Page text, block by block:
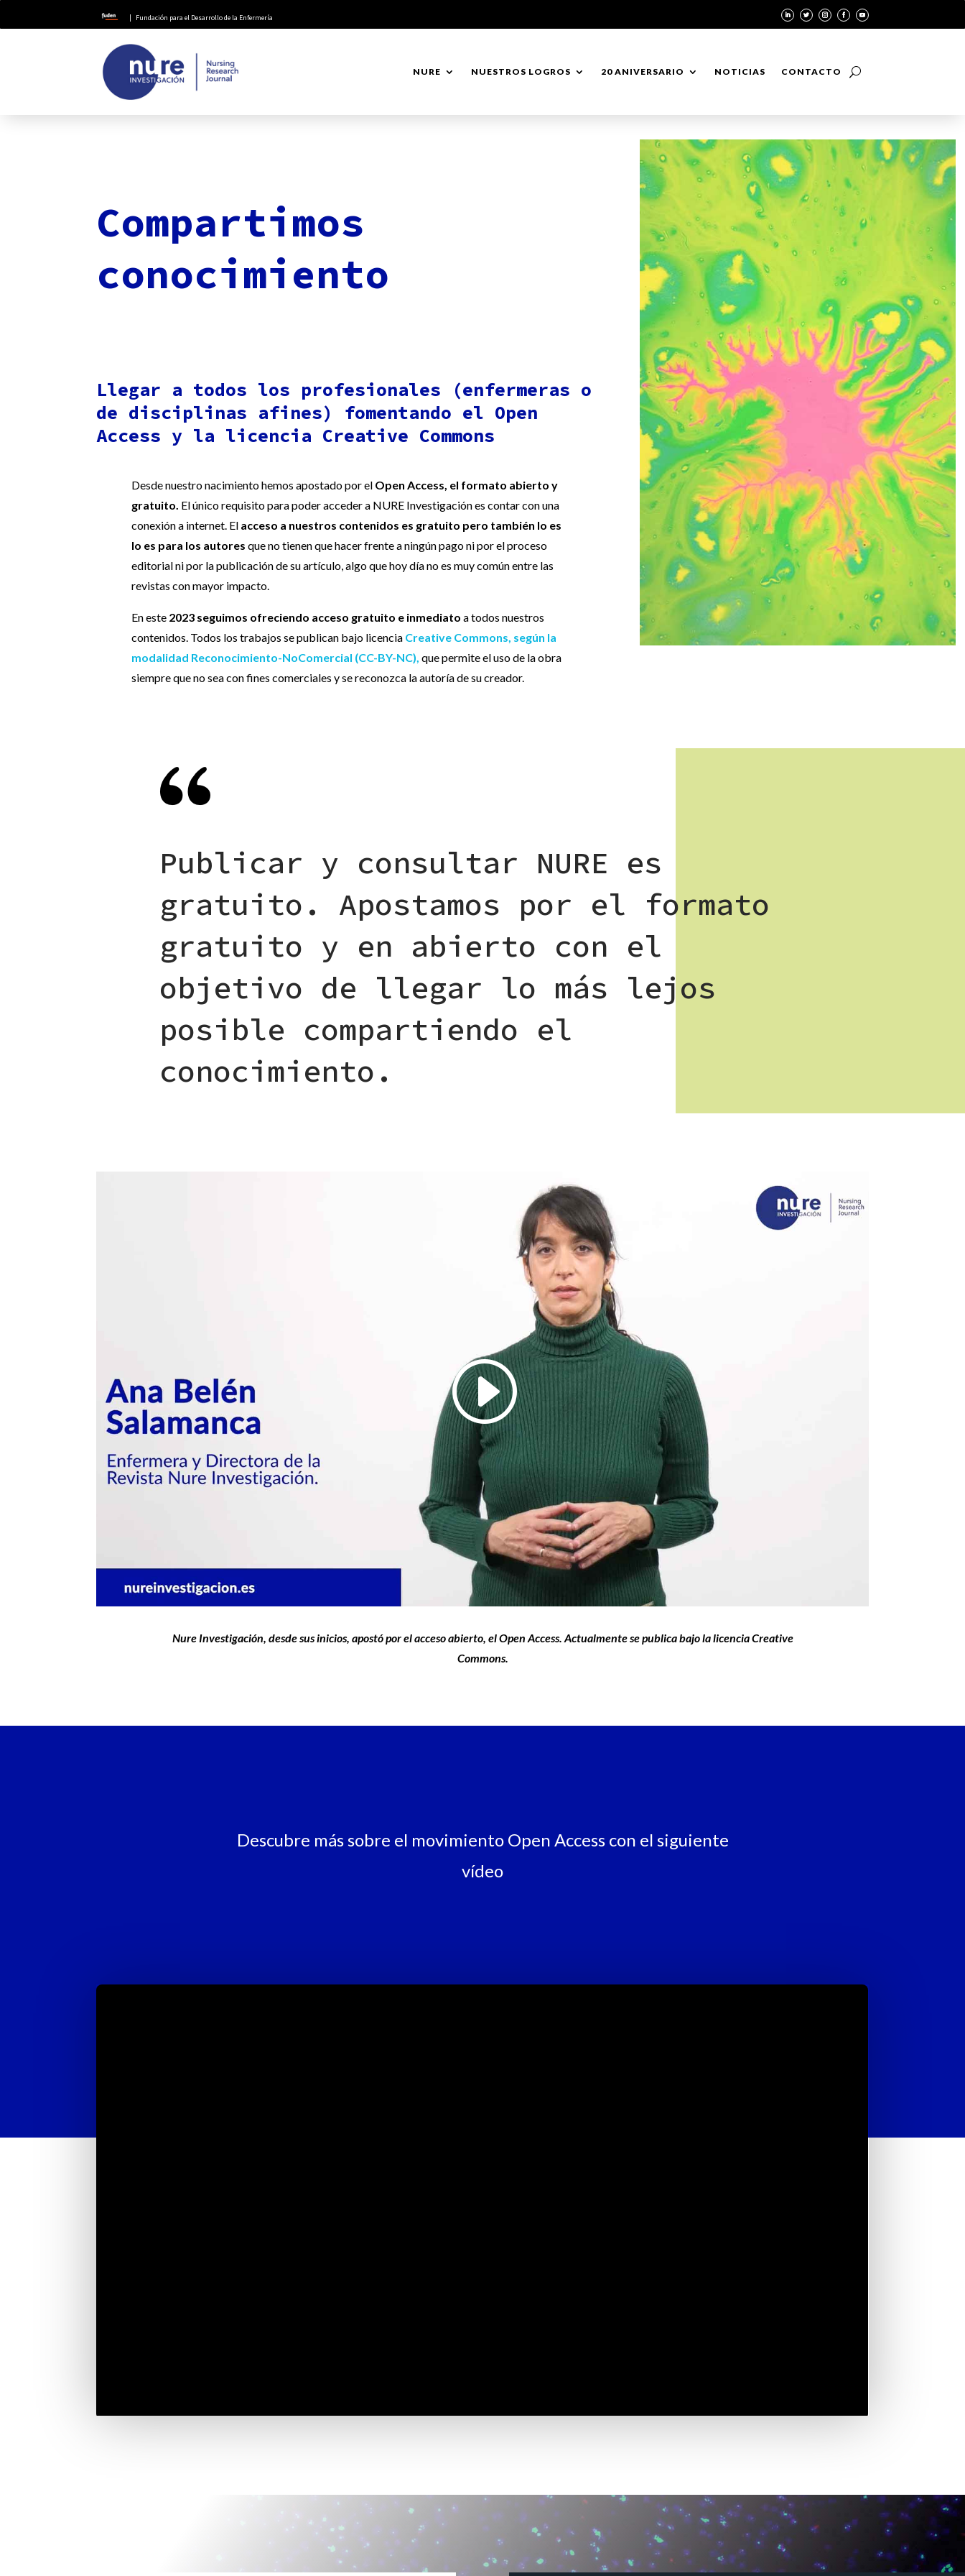
| Fundación para el Desarrollo de la Enfermería
NURE NUESTROS LOGROS 20 ANIVERSARIO NOTICIAS CONTACTO
Compartimos
conocimiento
Llegar a todos los profesionales (enfermeras o
de disciplinas afines) fomentando el Open
Access y la licencia Creative Commons
Desde nuestro nacimiento hemos apostado por el Open Access, el formato abierto y
gratuito. El único requisito para poder acceder a NURE Investigación es contar con una
conexión a internet. El acceso a nuestros contenidos es gratuito pero también lo es
lo es para los autores que no tienen que hacer frente a ningún pago ni por el proceso
editorial ni por la publicación de su artículo, algo que hoy día no es muy común entre las
revistas con mayor impacto.
En este2023 seguimos ofreciendo acceso gratuito e inmediato a todos nuestros
contenidos. Todos los trabajos se publican bajo licencia Creative Commons, según la
modalidad Reconocimiento-NoComercial (CC-BY-NC), que permite el uso de la obra
siempre que no sea con fines comerciales y se reconozca la autoría de su creador.
Publicar y consultar NURE es
gratuito. Apostamos por el formato
gratuito y en abierto con el
objetivo de llegar lo más lejos
posible compartiendo el
conocimiento.
Nure Investigación, desde sus inicios, apostó por el acceso abierto, el Open Access. Actualmente se publica bajo la licencia Creative
Commons.
Descubre más sobre el movimiento Open Access con el siguiente
vídeo